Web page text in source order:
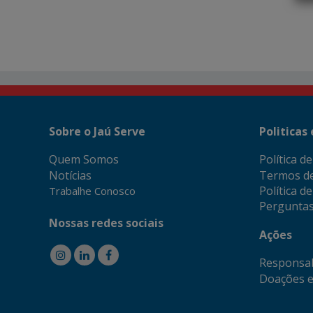
Sobre o Jaú Serve
Quem Somos
Notícias
Trabalhe Conosco
Nossas redes sociais
Politicas
Política
Termos
Política
Ações
Doações